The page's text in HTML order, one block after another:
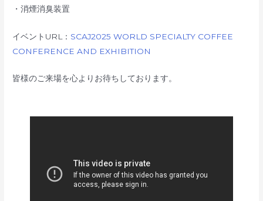
・消煙消臭装置
イベントURL： SCAJ2025 WORLD SPECIALTY COFFEE
CONFERENCE AND EXHIBITION
皆様のご来場を心よりお待ちしております。